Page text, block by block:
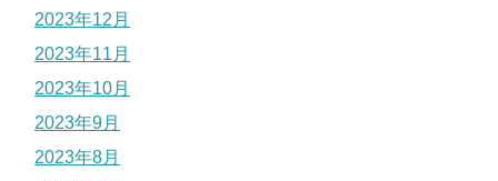
2023年12月
2023年11月
2023年10月
2023年9月
2023年8月